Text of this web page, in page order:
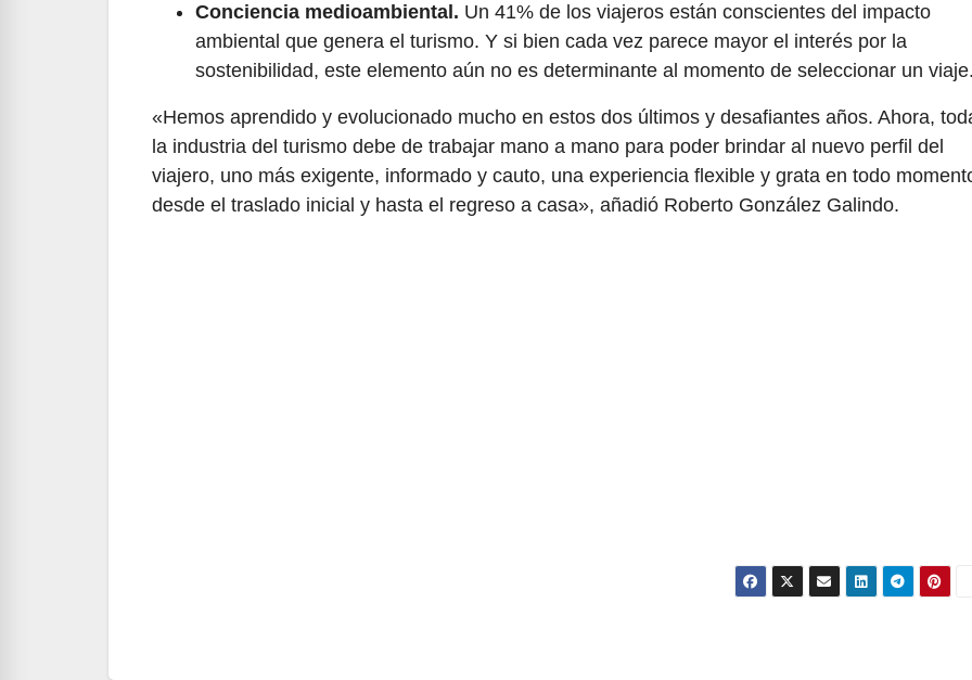
Conciencia medioambiental. Un 41% de los viajeros están conscientes del impacto
ambiental que genera el turismo. Y si bien cada vez parece mayor el interés por la
sostenibilidad, este elemento aún no es determinante al momento de seleccionar un viaje.
«Hemos aprendido y evolucionado mucho en estos dos últimos y desafiantes años. Ahora,
la industria del turismo debe de trabajar mano a mano para poder brindar al nuevo perfil del
viajero, uno más exigente, informado y cauto, una experiencia flexible y grata en todo
desde el traslado inicial y hasta el regreso a casa», añadió Roberto González Galindo.